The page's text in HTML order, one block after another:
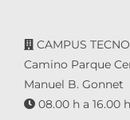
CAMPUS
Camino Parque
Manuel B. Gonnet
08.00 h a 16.00